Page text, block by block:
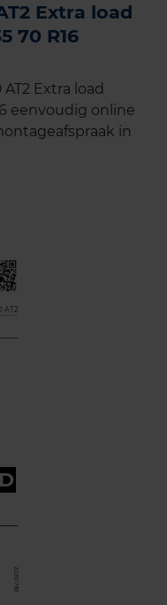
Extra load
70 R16
Extra load
eenvoudig online
in
AT2
D